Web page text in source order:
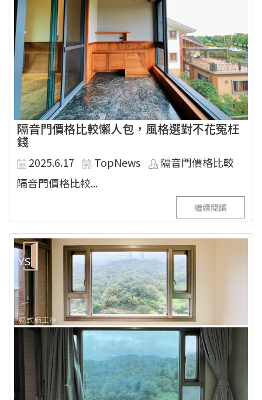
隔音門價格比較懶人包，風格選對不花冤枉
錢
2025.6.17 TopNews
隔音門價格比較
隔音門價格比較...
繼續閱讀